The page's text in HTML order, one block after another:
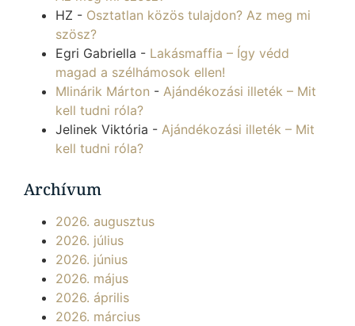
HZ - Osztatlan közös tulajdon? Az meg mi
szösz?
Egri Gabriella - Lakásmaffia – Így védd
magad a szélhámosok ellen!
Mlinárik Márton - Ajándékozási illeték – Mit
kell tudni róla?
Jelinek Viktória - Ajándékozási illeték – Mit
kell tudni róla?
Archívum
2026. augusztus
2026. július
2026. június
2026. május
2026. április
2026. március